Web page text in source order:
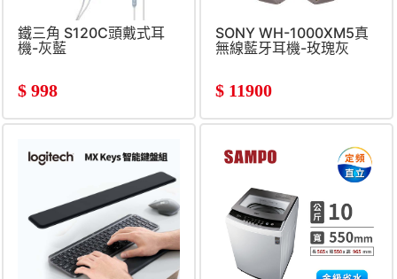
鐵三角 S120C頭戴式耳
機-灰藍
$ 998
SONY WH-1000XM5真
無線藍牙耳機-玫瑰灰
$ 11900